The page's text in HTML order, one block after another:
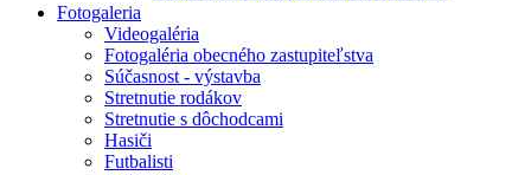
Fotogaleria
Videogaléria
Fotogaléria obecného zastupiteľstva
Súčasnost - výstavba
Stretnutie rodákov
Stretnutie s dôchodcami
Hasiči
Futbalisti